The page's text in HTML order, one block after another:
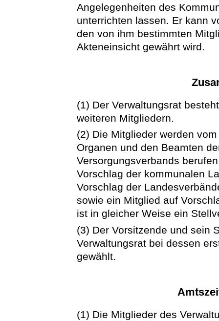
Angelegenheiten des
unterrichten lassen. Er kann
den von ihm bestimmten
Akteneinsicht gewährt wird.
(1) Der Verwaltungsrat
weiteren Mitgliedern.
(2) Die Mitglieder werden
Organen und den Beamten
Versorgungsverbands
Vorschlag der kommunalen
Vorschlag der
sowie ein Mitglied auf
ist in gleicher Weise ein
(3) Der Vorsitzende und sein
Verwaltungsrat bei dessen
gewählt.
(1) Die Mitglieder des